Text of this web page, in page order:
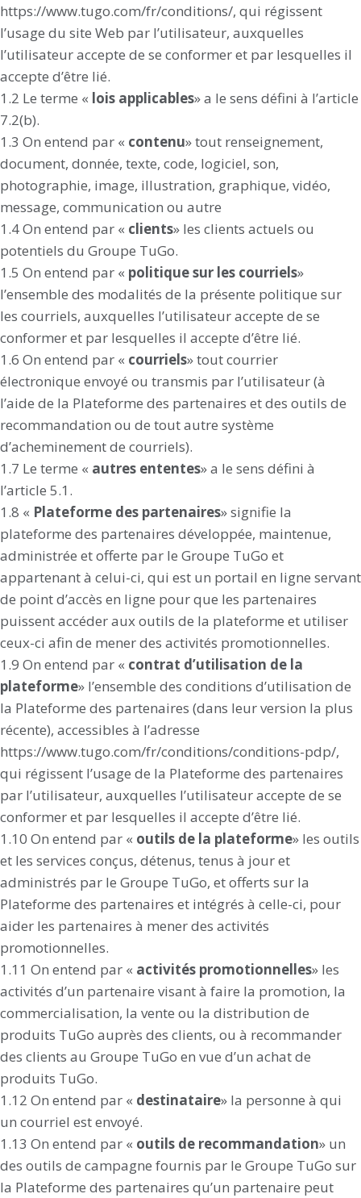
https://www.tugo.com/fr/conditions/, qui régissent
l’usage du site Web par l’utilisateur, auxquelles
l’utilisateur accepte de se conformer et par lesquelles il
accepte d’être lié.
1.2 Le terme « lois applicables» a le sens défini à l’article
7.2(b).
1.3 On entend par « contenu» tout renseignement,
document, donnée, texte, code, logiciel, son,
photographie, image, illustration, graphique, vidéo,
message, communication ou autre
1.4 On entend par « clients» les clients actuels ou
potentiels du Groupe TuGo.
1.5 On entend par « politique sur les courriels»
l’ensemble des modalités de la présente politique sur
les courriels, auxquelles l’utilisateur accepte de se
conformer et par lesquelles il accepte d’être lié.
1.6 On entend par « courriels» tout courrier
électronique envoyé ou transmis par l’utilisateur (à
l’aide de la Plateforme des partenaires et des outils de
recommandation ou de tout autre système
d’acheminement de courriels).
1.7 Le terme « autres ententes» a le sens défini à
l’article 5.1.
1.8 « Plateforme des partenaires» signifie la
plateforme des partenaires développée, maintenue,
administrée et offerte par le Groupe TuGo et
appartenant à celui-ci, qui est un portail en ligne servant
de point d’accès en ligne pour que les partenaires
puissent accéder aux outils de la plateforme et utiliser
ceux-ci afin de mener des activités promotionnelles.
1.9 On entend par « contrat d’utilisation de la
plateforme» l’ensemble des conditions d’utilisation de
la Plateforme des partenaires (dans leur version la plus
récente), accessibles à l’adresse
https://www.tugo.com/fr/conditions/conditions-pdp/,
qui régissent l’usage de la Plateforme des partenaires
par l’utilisateur, auxquelles l’utilisateur accepte de se
conformer et par lesquelles il accepte d’être lié.
1.10 On entend par « outils de la plateforme» les outils
et les services conçus, détenus, tenus à jour et
administrés par le Groupe TuGo, et offerts sur la
Plateforme des partenaires et intégrés à celle-ci, pour
aider les partenaires à mener des activités
promotionnelles.
1.11 On entend par « activités promotionnelles» les
activités d’un partenaire visant à faire la promotion, la
commercialisation, la vente ou la distribution de
produits TuGo auprès des clients, ou à recommander
des clients au Groupe TuGo en vue d’un achat de
produits TuGo.
1.12 On entend par « destinataire» la personne à qui
un courriel est envoyé.
1.13 On entend par « outils de recommandation» un
des outils de campagne fournis par le Groupe TuGo sur
la Plateforme des partenaires qu’un partenaire peut